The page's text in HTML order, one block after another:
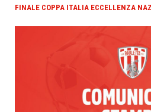
FINALE COPPA ITALIA ECCELLENZA